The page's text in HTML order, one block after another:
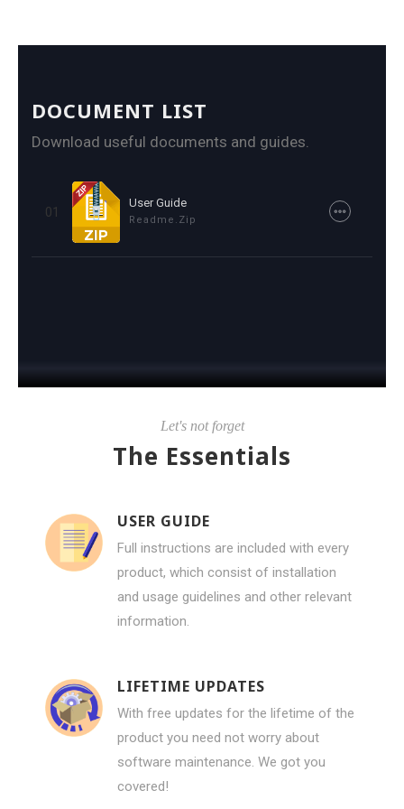
DOCUMENT LIST
Download useful documents and guides.
01
User Guide
Readme.zip
Let's not forget
The Essentials
USER GUIDE
Full instructions are included with every
product, which consist of installation
and usage guidelines and other relevant
information.
LIFETIME UPDATES
With free updates for the lifetime of the
product you need not worry about
software maintenance. We got you
covered!